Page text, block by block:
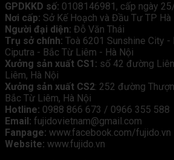
GPDKKD số: 0108146981, cấp ngày
Nơi cấp: Sở Kế Hoạch và Đầu Tư TP Hà
Người đại diện: Đỗ Văn Thái
Trụ sở chính: Toà 6201 Sunshine City
Ciputra - Bắc Từ Liêm - Hà Nội
Xưởng sản xuất CS1: số 42 đường
Liêm, Hà Nội
Xưởng sản xuất CS2: 252 đường
Bắc Từ Liêm, Hà Nội
Hotline: 0988 866 673 / 0966 355 588
Email: fujidovietnam@gmail.com
Fanpage: www.facebook.com/fujido.vn
Website: www.fujido.vn